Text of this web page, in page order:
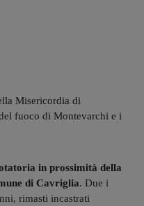
Misericordia di
fuoco di Montevarchi e i
in prossimità della
di Cavriglia. Due i
rimasti incastrati